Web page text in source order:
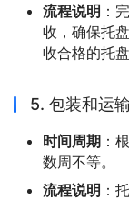
流程说明 ：
收，确保托
收合格的托
5. 包装和运输
时间周期 ：
数周不等。
流程说明 ：